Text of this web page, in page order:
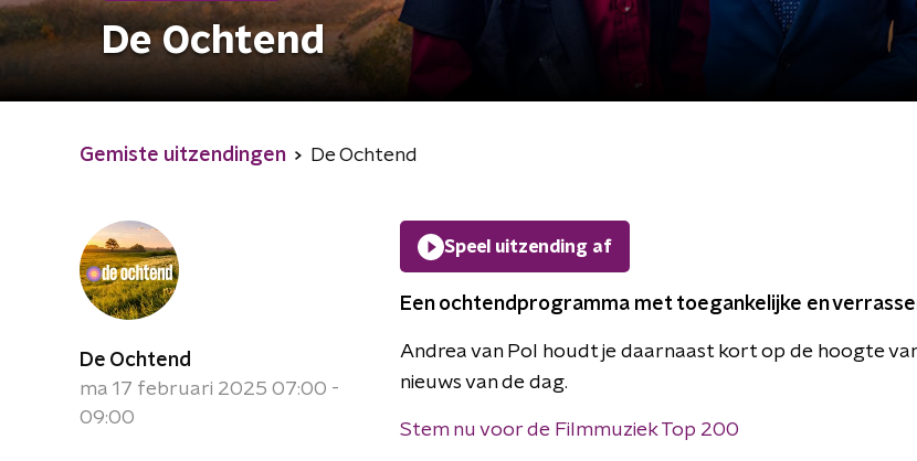
De Ochtend
Gemiste uitzendingen De Ochtend
De Ochtend
ma 17 februari 2025 07:00 -
09:00
Speel uitzending af
Een ochtendprogramma met toegankelijke en
Andrea van Pol houdt je daarnaast kort op de hoogte
nieuws van de dag.
Stem nu voor de Filmmuziek Top 200